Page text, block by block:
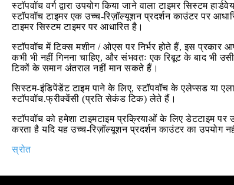
स्टॉपवॉच वर्ग द्वारा उपयोग किया जाने वाला टाइमर सिस्टम
स्टॉपवॉच टाइमर एक उच्च-रिज़ॉल्यूशन प्रदर्शन काउंटर पर
टाइमर सिस्टम टाइमर पर आधारित है।
स्टॉपवॉच में टिक्स मशीन / ओएस पर निर्भर होते हैं, इस प्रकार
कभी भी नहीं गिनना चाहिए, और संभवतः एक रिबूट के बाद भी
टिकों के समान अंतराल नहीं मान सकते हैं।
सिस्टम-इंडिपेंडेंट टाइम पाने के लिए, स्टॉपवॉच के एलेप्सड या
स्टॉपवॉच.फ्रीक्वेंसी (प्रति सेकंड टिक) लेते हैं।
स्टॉपवॉच को हमेशा टाइमटाइम प्रक्रियाओं के लिए डेटटाइम पर
करता है यदि यह उच्च-रिज़ॉल्यूशन प्रदर्शन काउंटर का उपयोग
स्रोत